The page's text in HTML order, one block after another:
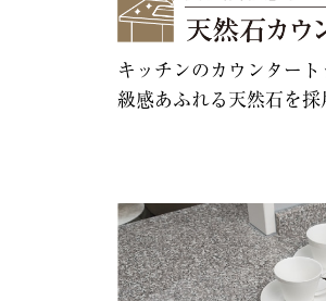
キッチンのカウンター
級感あふれる天然石を採